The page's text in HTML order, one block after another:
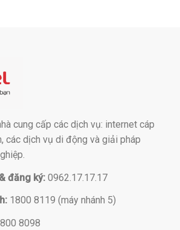
cung cấp các dịch vụ: internet cáp
các dịch vụ di động và giải pháp
đăng ký: 0962.17.17.17
1800 8119 (máy nhánh 5)
8098